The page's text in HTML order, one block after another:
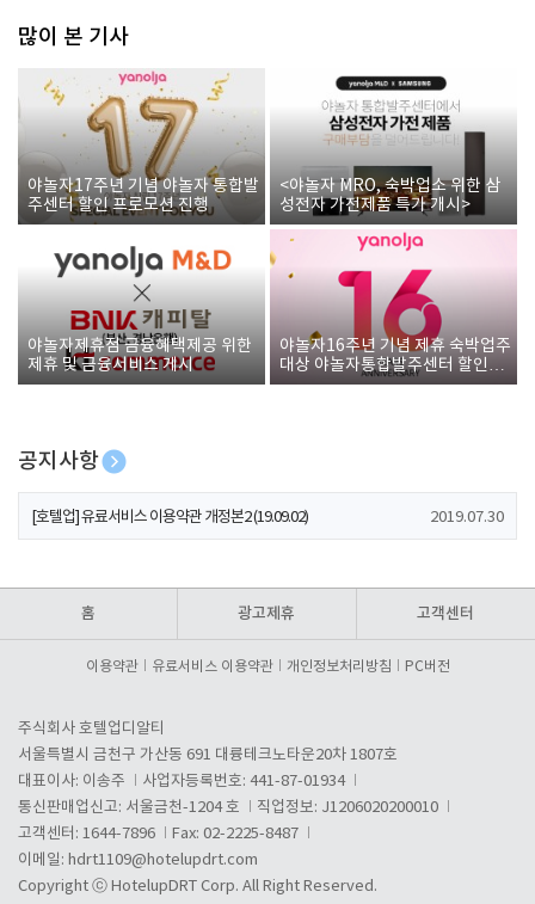
많이 본 기사
야놀자17주년 기념 야놀자 통합발
주센터 할인 프로모션 진행
<야놀자 MRO, 숙박업소 위한 삼
성전자 가전제품 특가 개시>
야놀자제휴점 금융혜택제공 위한
제휴 및 금융서비스 게시
야놀자16주년 기념 제휴 숙박업주
대상 야놀자통합발주센터 할인쿠
폰 증정
공지사항
[호텔업] 개인정보 처리방침 개정본1 (19.09.02)
[호텔업] 유료서비스 이용약관 개정본2 (19.09.02) 2019.07.30
홈 광고제휴 고객센터
이용약관 유료서비스 이용약관 개인정보처리방침 PC버전
주식회사 호텔업디알티
서울특별시 금천구 가산동 691 대륭테크노타운20차 1807호
대표이사: 이송주
사업자등록번호: 441-87-01934
통신판매업신고: 서울금천-1204 호
직업정보: J1206020200010
고객센터: 1644-7896
Fax: 02-2225-8487
이메일: hdrt1109@hotelupdrt.com
Copyright ⓒ HotelupDRT Corp. All Right Reserved.